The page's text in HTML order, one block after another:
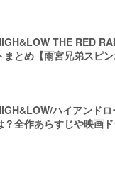
THE RED
まとめ【雨宮兄弟スピン
ハイアンド
？全作あらすじや映画